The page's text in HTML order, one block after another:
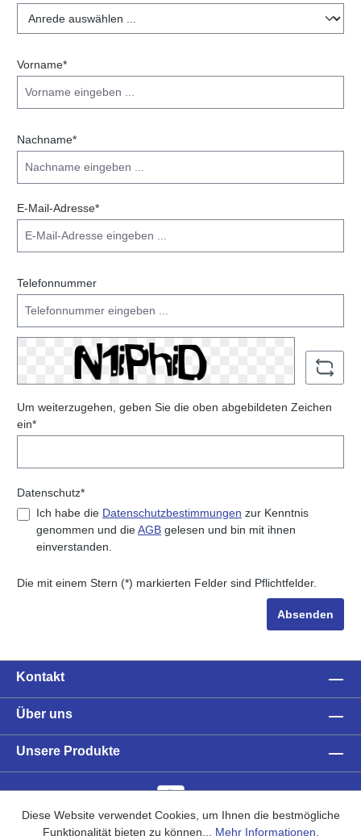
Vorname*
Nachname*
E-Mail-Adresse*
Telefonnummer
Um weiterzugehen, geben Sie die oben abgebildeten Zeichen
ein*
Datenschutz*
Ich habe die Datenschutzbestimmungen zur Kenntnis
genommen und dieAGB gelesen und bin mit ihnen
einverstanden.
Die mit einem Stern (*) markierten Felder sind Pflichtfelder.
Absenden
Kontakt
Über uns
Unsere Produkte
Diese Website verwendet Cookies, um Ihnen die bestmögliche
Funktionalität bieten zu können... Mehr Informationen